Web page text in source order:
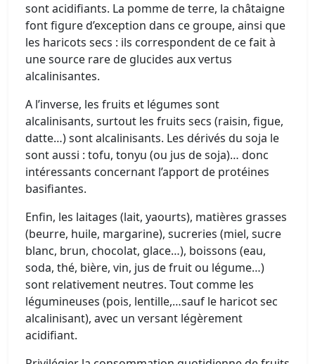
sont acidifiants. La pomme de terre, la châtaigne
font figure d’exception dans ce groupe, ainsi que
les haricots secs : ils correspondent de ce fait à
une source rare de glucides aux vertus
alcalinisantes.
A l’inverse, les fruits et légumes sont
alcalinisants, surtout les fruits secs (raisin, figue,
datte…) sont alcalinisants. Les dérivés du soja le
sont aussi : tofu, tonyu (ou jus de soja)… donc
intéressants concernant l’apport de protéines
basifiantes.
Enfin, les laitages (lait, yaourts), matières grasses
(beurre, huile, margarine), sucreries (miel, sucre
blanc, brun, chocolat, glace…), boissons (eau,
soda, thé, bière, vin, jus de fruit ou légume…)
sont relativement neutres. Tout comme les
légumineuses (pois, lentille,…sauf le haricot sec
alcalinisant), avec un versant légèrement
acidifiant.